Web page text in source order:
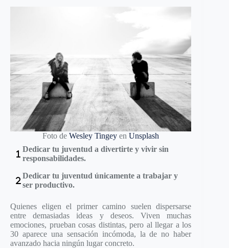
Foto deWesley Tingey enUnsplash
Dedicar tu juventud a divertirte y vivir sin
responsabilidades.
Dedicar tu juventud únicamente a trabajar y
ser productivo.
Quienes eligen el primer camino suelen dispersarse
entre demasiadas ideas y deseos. Viven muchas
emociones, prueban cosas distintas, pero al llegar a los
30 aparece una sensación incómoda, la de no haber
avanzado hacia ningún lugar concreto.